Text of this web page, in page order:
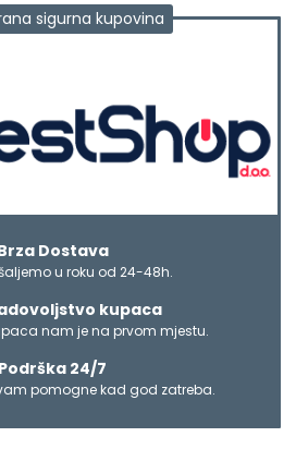
sigurna kupovina
Dostava
u roku od 24-48h.
kupaca
nam je na prvom mjestu.
Podrška 24/7
pomogne kad god zatreba.